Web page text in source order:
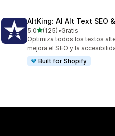
AltKing: AI Alt Text SEO
5.0de 5 estrellas
(125)
125 reseñas en total
•Gratis
Optimiza todos los textos
mejora el SEO y la
Built for Shopify